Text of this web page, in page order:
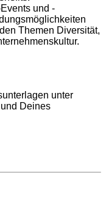
und -
Themen Diversität,
unter
Deines